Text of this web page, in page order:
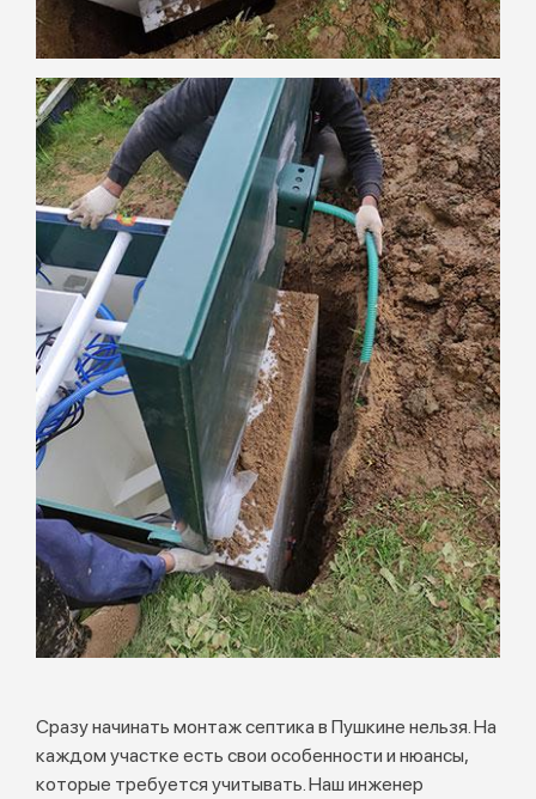
Сразу начинать монтаж септика в Пушкине нельзя. На
каждом участке есть свои особенности и нюансы,
которые требуется учитывать. Наш инженер